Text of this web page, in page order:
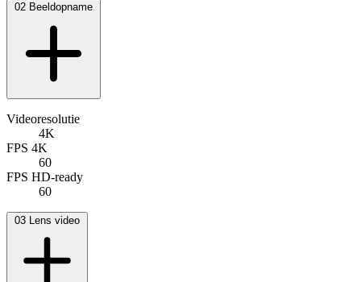
02 Beeldopname
Videoresolutie
4K
FPS 4K
60
FPS HD-ready
60
03 Lens video